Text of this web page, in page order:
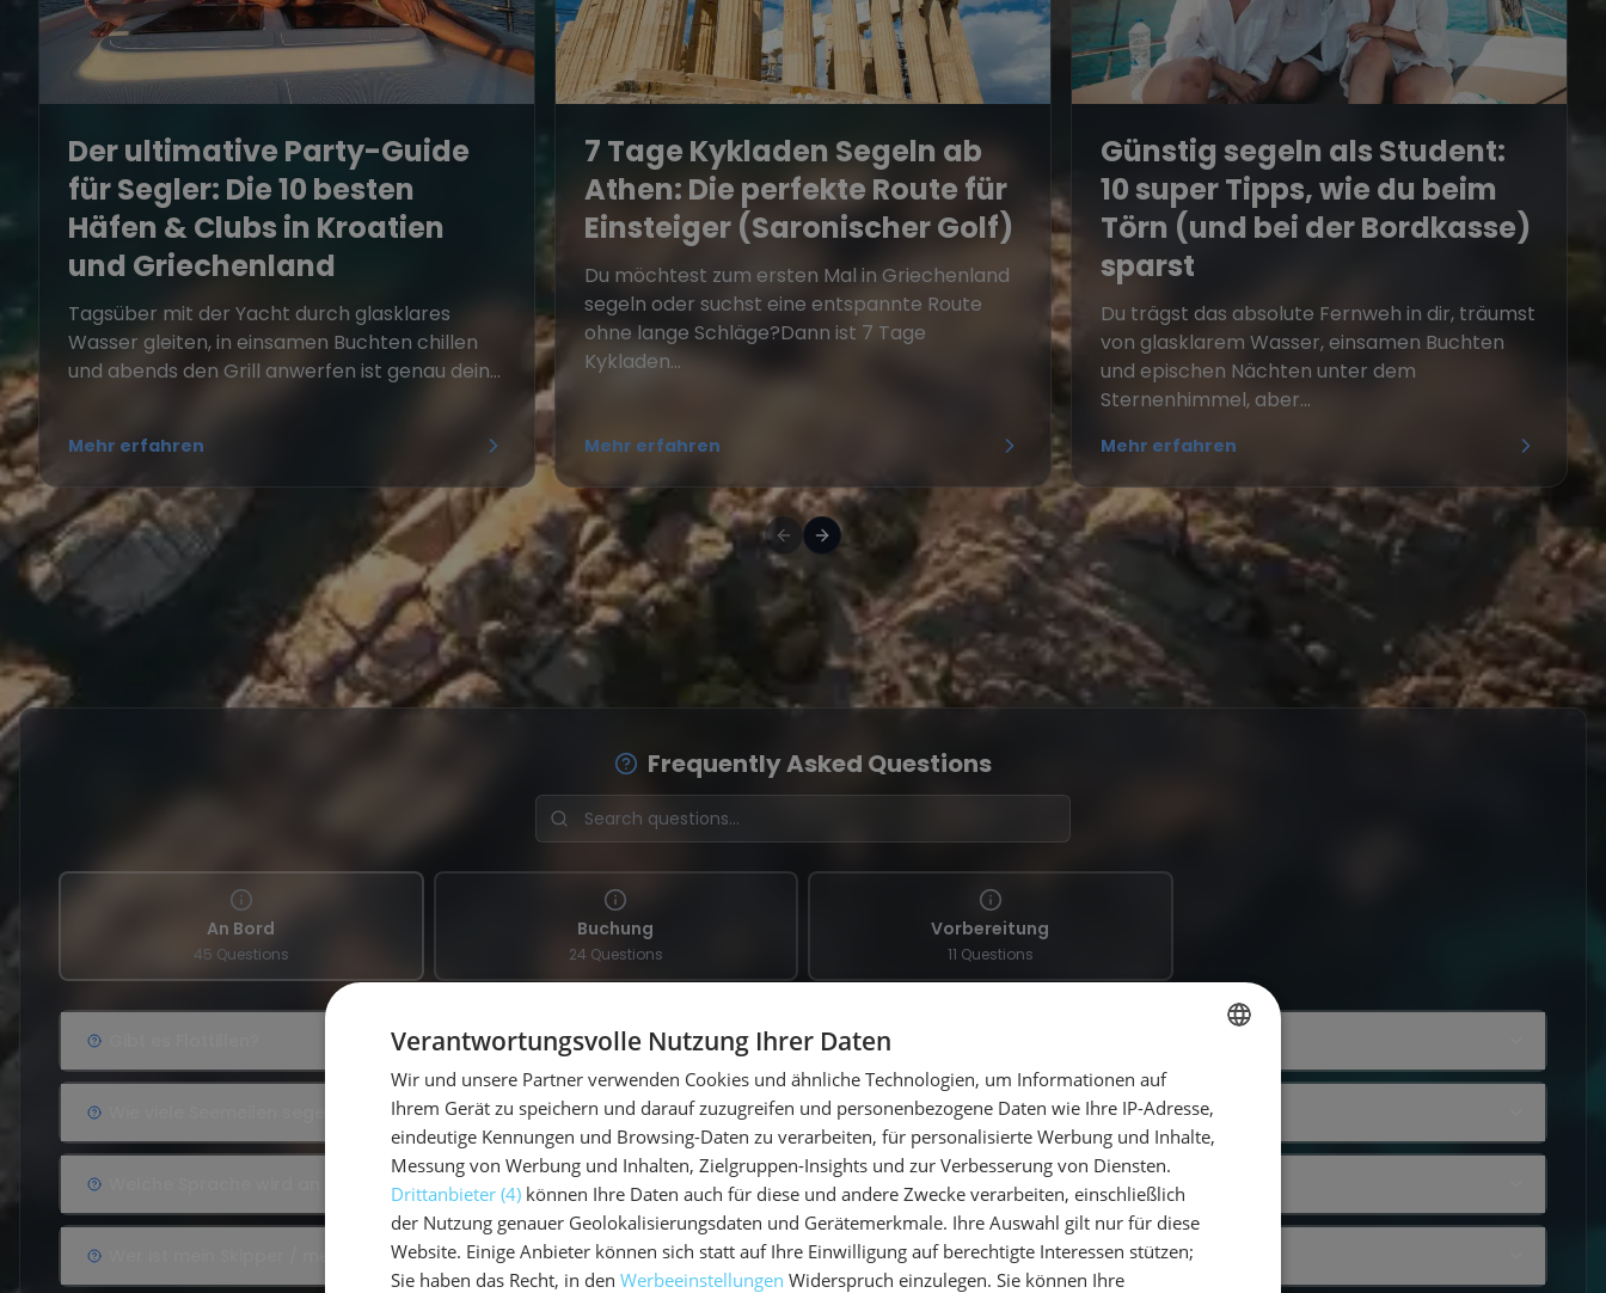
Der ultimative Party-Guide
für Segler: Die 10 besten
Häfen & Clubs in Kroatien
und Griechenland
Tagsüber mit der Yacht durch glasklares
Wasser gleiten, in einsamen Buchten chillen
und abends den Grill anwerfen ist genau dein...
Mehr erfahren
7 Tage Kykladen Segeln ab
Athen: Die perfekte Route für
Einsteiger (Saronischer Golf)
Du möchtest zum ersten Mal in Griechenland
segeln oder suchst eine entspannte Route
ohne lange Schläge?Dann ist 7 Tage
Kykladen...
Mehr erfahren
Günstig segeln als Student:
10 super Tipps, wie du beim
Törn (und bei der Bordkasse)
sparst
Du trägst das absolute Fernweh in dir, träumst
von glasklarem Wasser, einsamen Buchten
und epischen Nächten unter dem
Sternenhimmel, aber...
Mehr erfahren
Frequently Asked Questions
An Bord
45 Questions
Buchung
24 Questions
Vorbereitung
11 Questions
Wie viele Seemeilen segelt man in einer Woche?
Welche Sprache wird an Bord gesprochen?
Wer ist mein Skipper / meine Skipperin?
GERMAN
Verantwortungsvolle Nutzung Ihrer Daten
Wir und unsere Partner verwenden Cookies und ähnliche Technologien, um Informationen auf
Ihrem Gerät zu speichern und darauf zuzugreifen und personenbezogene Daten wie Ihre IP-Adresse,
eindeutige Kennungen und Browsing-Daten zu verarbeiten, für personalisierte Werbung und Inhalte,
Messung von Werbung und Inhalten, Zielgruppen-Insights und zur Verbesserung von Diensten.
Drittanbieter (4) können Ihre Daten auch für diese und andere Zwecke verarbeiten, einschließlich
der Nutzung genauer Geolokalisierungsdaten und Gerätemerkmale. Ihre Auswahl gilt nur für diese
Website. Einige Anbieter können sich statt auf Ihre Einwilligung auf berechtigte Interessen stützen;
Sie haben das Recht, in den Werbeeinstellungen Widerspruch einzulegen. Sie können Ihre